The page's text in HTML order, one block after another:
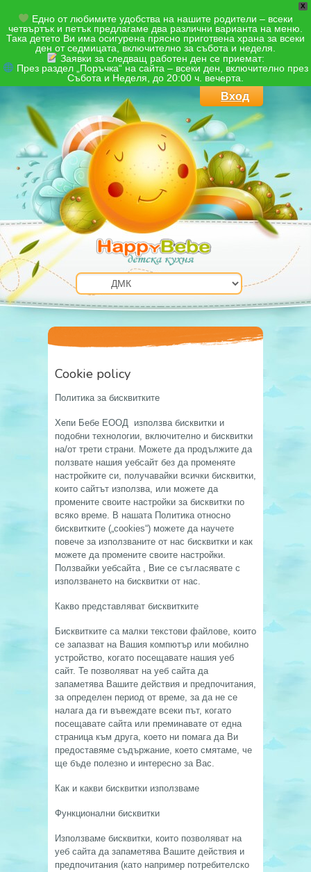
X
Едно от любимите удобства на нашите родители – всеки
четвъртък и петък предлагаме два различни варианта на меню.
Така детето Ви има осигурена прясно приготвена храна за всеки
ден от седмицата, включително за събота и неделя.
Заявки за следващ работен ден се приемат:
През раздел „Поръчка“ на сайта – всеки ден, включително през
Събота и Неделя, до 20:00 ч. вечерта.
Вход
Cookie policy
Политика за бисквитките
Хепи Бебе ЕООД използва бисквитки и
подобни технологии, включително и бисквитки
на/от трети страни. Можете да продължите да
ползвате нашия уебсайт без да променяте
настройките си, получавайки всички бисквитки,
които сайтът използва, или можете да
промените своите настройки за бисквитки по
всяко време. В нашата Политика относно
бисквитките („cookies“) можете да научете
повече за използваните от нас бисквитки и как
можете да промените своите настройки.
Ползвайки уебсайта , Вие се съгласявате с
използването на бисквитки от нас.
Какво представляват бисквитките
Бисквитките са малки текстови файлове, които
се запазват на Вашия компютър или мобилно
устройство, когато посещавате нашия уеб
сайт. Те позволяват на уеб сайта да
запаметява Вашите действия и предпочитания,
за определен период от време, за да не се
налага да ги въвеждате всеки път, когато
посещавате сайта или преминавате от една
страница към друга, което ни помага да Ви
предоставяме съдържание, което смятаме, че
ще бъде полезно и интересно за Вас.
Как и какви бисквитки използваме
Функционални бисквитки
Използваме бисквитки, които позволяват на
уеб сайта да запаметява Вашите действия и
предпочитания (като например потребителско